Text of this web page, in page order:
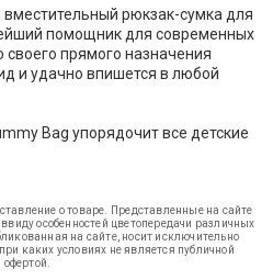
рюкзак-сумка для
помощник для современных
прямого назначения
и удачно впишется в любой
Bag упорядочит все детские
и счастливых родителей
с собой подгузники, детские
бутылочки и многое-многое
во время прогулки на
или путешествия.
о товаре. Представленные на сайте
особенностей цветопередачи различных
на сайте, носит исключительно
каких условиях не является публичной
офертой.